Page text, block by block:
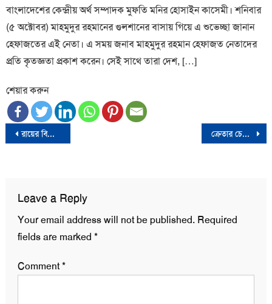
বাংলাদেশের কেন্দ্রীয় অর্থ সম্পাদক মুফতি মনির হোসাইন কাসেমী। শনিবার
(৫ অক্টোবর) মাহমুদুর রহমানের গুলশানের বাসায় গিয়ে এ শুভেচ্ছা জানান
হেফাজতের এই নেতা। এ সময় জনাব মাহমুদুর রহমান হেফাজত নেতাদের
প্রতি কৃতজ্ঞতা প্রকাশ করেন। সেই সাথে তারা দেশ, […]
শেয়ার করুন
Post
রায়ের বিরুদ্ধে রোববার আপিল করবেন ড. ইউনূস ক্রেতার চেয়ে দর্শনার্থী বেশী বাণিজ্য মেলায়
Leave a Reply
Your email address will not be published. Required
fields are marked *
Comment*